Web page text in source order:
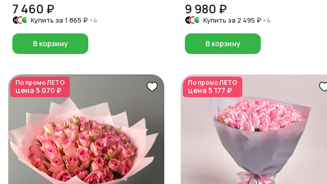
7 460 ₽
Купить за 1 865 ₽ ×4
В корзину
9 980 ₽
Купить за 2 495 ₽ ×4
В корзину
По промоЛЕТО
цена 5 070 ₽
По промоЛЕТО
цена 5 177 ₽